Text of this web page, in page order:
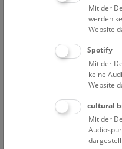
Mit der
werden
Website
Spotify
Mit der
keine
Website
cultural
Mit der